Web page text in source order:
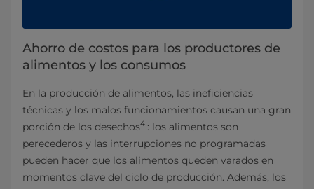
Ahorro de costos para los productores de
alimentos y los consumos
En la producción de alimentos, las ineficiencias
técnicas y los malos funcionamientos causan una gran
porción de los desechos4 : los alimentos son
perecederos y las interrupciones no programadas
pueden hacer que los alimentos queden varados en
momentos clave del ciclo de producción. Además, los